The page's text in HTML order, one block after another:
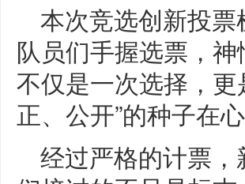
本次竞选创新投
队员们手握选票，
不仅是一次选择，更
正、公开”的种子在
经过严格的计票